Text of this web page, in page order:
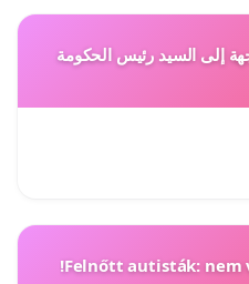
إلى السيد رئيس الحكومة
Felnőtt autisták: nem